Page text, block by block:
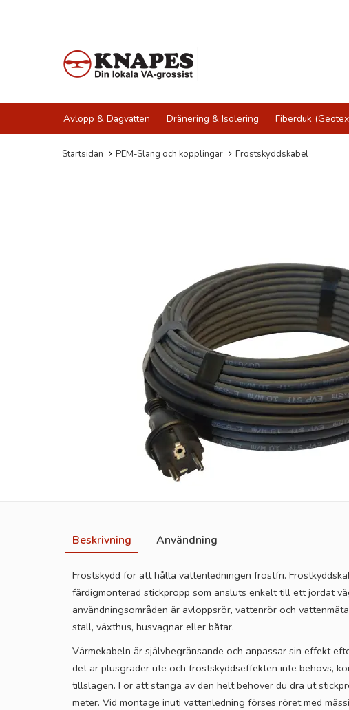
Avlopp & Dagvatten Dränering & Isolering Fiberduk
Startsidan PEM-Slang och kopplingar Frostskyddskabel
Beskrivning Användning
Frostskydd för att hålla vattenledningen frostfri.
färdigmonterad stickpropp som ansluts enkelt till ett jordat
användningsområden är avloppsrör, vattenrör och
stall, växthus, husvagnar eller båtar.
Värmekabeln är självbegränsande och anpassar sin effekt
det är plusgrader ute och frostskyddseffekten inte behövs,
tillslagen. För att stänga av den helt behöver du dra ut
meter. Vid montage inuti vattenledning förses röret med